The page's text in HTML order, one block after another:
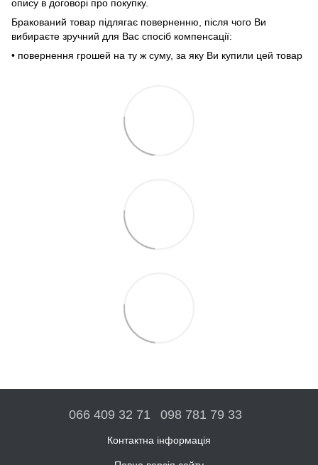
опису в договорі про покупку.
Бракований товар підлягає поверненню, після чого Ви
вибираєте зручний для Вас спосіб компенсації:
• повернення грошей на ту ж суму, за яку Ви купили цей товар
066 409 32 71 098 781 79 33
Контактна інформація